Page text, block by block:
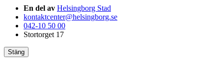
En del av Helsingborg Stad
kontaktcenter@helsingborg.se
042-10 50 00
Stortorget 17
Stäng